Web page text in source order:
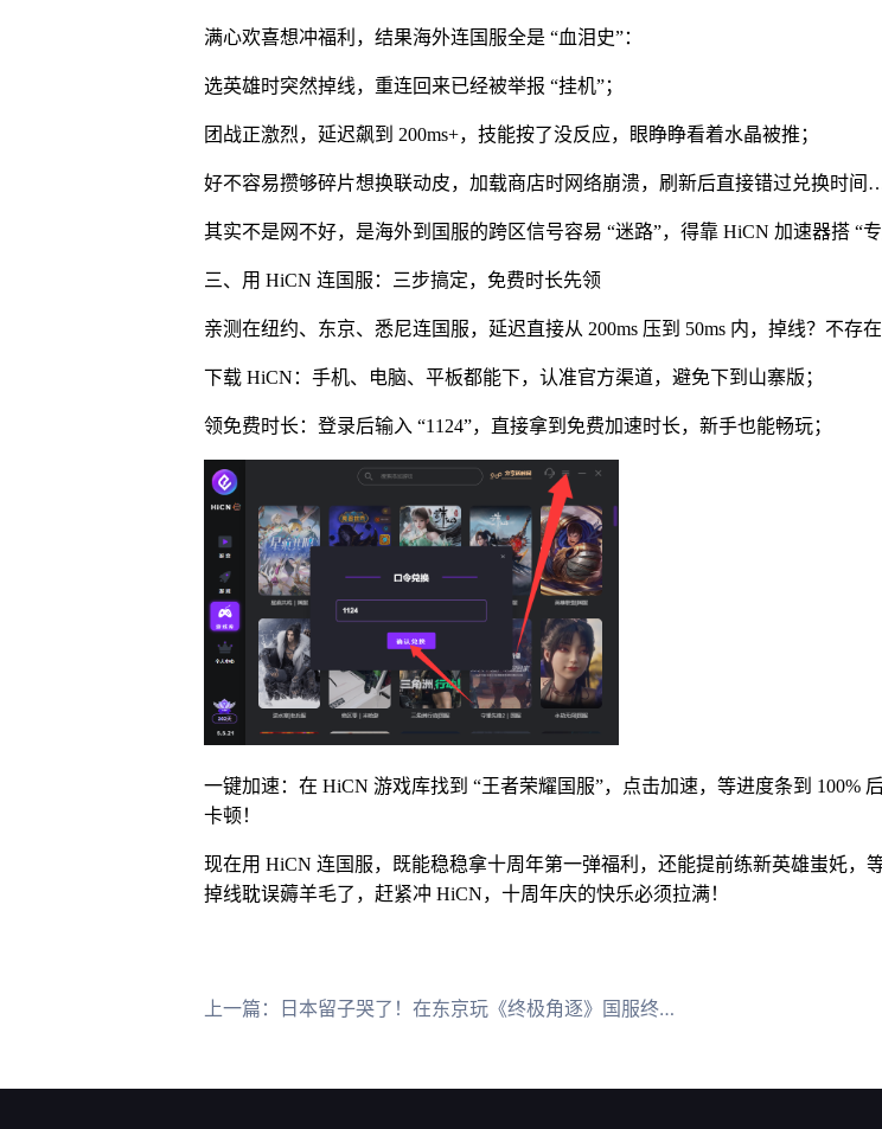
满心欢喜想冲福利，结果海外连国服全是 “血泪史”：
选英雄时突然掉线，重连回来已经被举报 “挂机”；
团战正激烈，延迟飙到 200ms+，技能按了没反应，眼睁睁看着水晶被推；
好不容易攒够碎片想换联动皮，加载商店时网络崩溃，刷新后直接错过兑换时间
其实不是网不好，是海外到国服的跨区信号容易 “迷路”，得靠 HiCN 加速器搭 “专
三、用 HiCN 连国服：三步搞定，免费时长先领
亲测在纽约、东京、悉尼连国服，延迟直接从 200ms 压到 50ms 内，掉线？不存
下载 HiCN：手机、电脑、平板都能下，认准官方渠道，避免下到山寨版；
领免费时长：登录后输入 “1124”，直接拿到免费加速时长，新手也能畅玩；
一键加速：在 HiCN 游戏库找到 “王者荣耀国服”，点击加速，等进度条到 100%
卡顿！
现在用 HiCN 连国服，既能稳稳拿十周年第一弹福利，还能提前练新英雄蚩奼，
掉线耽误薅羊毛了，赶紧冲 HiCN，十周年庆的快乐必须拉满！
上一篇： 日本留子哭了！在东京玩《终极角逐》国服终于不卡了